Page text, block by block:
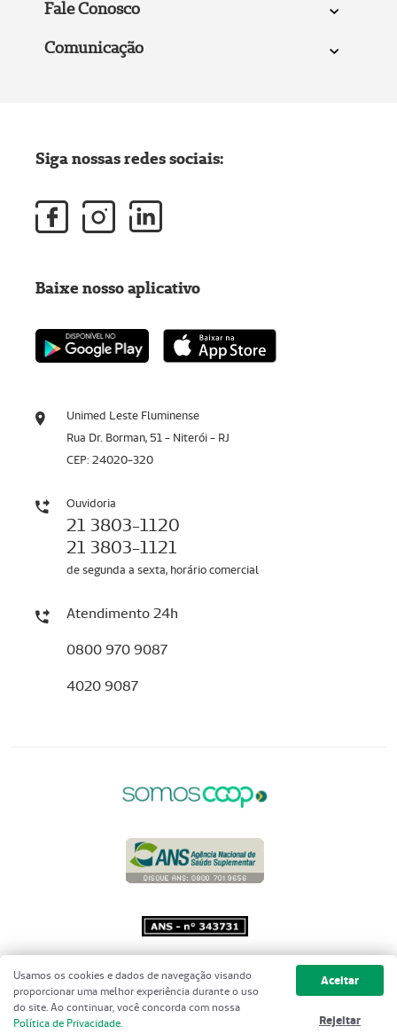
Fale Conosco
Comunicação
Unimed Leste Fluminense
Rua Dr. Borman, 51 - Niterói - RJ
CEP: 24020-320
Ouvidoria
21 3803-1120
21 3803-1121
de segunda a sexta, horário comercial
Atendimento 24h
0800 970 9087
4020 9087
Siga nossas redes sociais:
Baixe nosso aplicativo
Copyright 2001 - 2026 Unimed do
Brasil - Todos os direitos reservados
Usamos os cookies e dados de navegação visando
proporcionar uma melhor experiência durante o uso
do site. Ao continuar, você concorda com nossa
Política de Privacidade.
Aceitar
Rejeitar